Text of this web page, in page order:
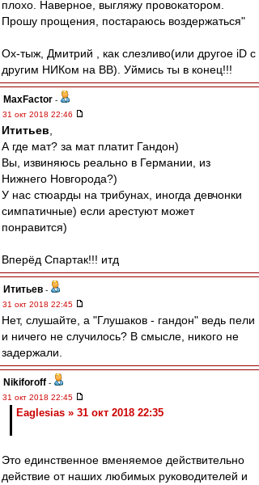
плохо. Наверное, выгляжу провокатором.
Прошу прощения, постараюсь воздержаться"
Ох-тыж, Дмитрий , как слезливо(или другое iD c
другим НИКом на ВВ). Уймись ты в конец!!!
MaxFactor -
31 окт 2018 22:46
Ититьев
А где мат? за мат платит Гандон)
Вы, извиняюсь реально в Германии, из
Нижнего Новгорода?)
У нас стюарды на трибунах, иногда девчонки
симпатичные) если арестуют может
понравится)
Вперёд Спартак!!! итд
Ититьев -
31 окт 2018 22:45
Нет, слушайте, а "Глушаков - гандон" ведь пели
и ничего не случилось? В смысле, никого не
задержали.
Nikiforoff -
31 окт 2018 22:45
Eaglesias » 31 окт 2018 22:35
Это единственное вменяемое действительно
действие от наших любимых руководителей и